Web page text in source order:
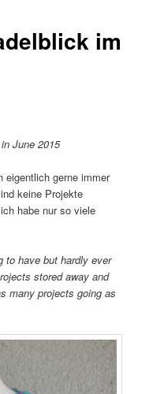
im
June 2015
eigentlich gerne immer
keine Projekte
habe nur so viele
to have but hardly ever
stored away and
many projects going as